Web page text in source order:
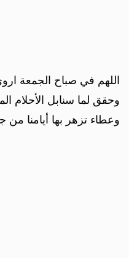
اللهم في صباح الجمعة
وحقق لما سنابل الأحلام
وعطاء تزهر بها أيامنا من